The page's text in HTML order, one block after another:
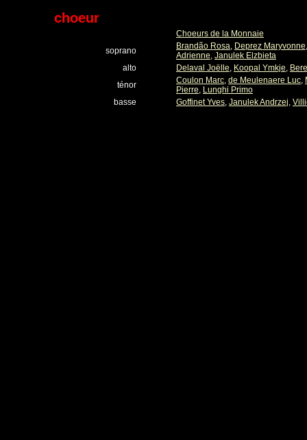
choeur
Choeurs de la Monnaie
soprano
Brandão Rosa, Deprez Maryvonne
Adrienne, Janulek Elzbieta
alto
Delaval Joëlle, Koopal Ymkje,
ténor
Coulon Marc, de Meulenaere Luc,
Pierre, Lunghi Primo
basse
Goffinet Yves, Janulek Andrzej,